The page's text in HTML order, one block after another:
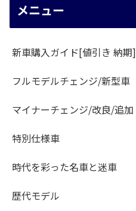
メニュー
新車購入ガイド[値引き 納期]
フルモデルチェンジ/新型車
マイナーチェンジ/改良/追加
特別仕様車
時代を彩った名車と迷車
歴代モデル